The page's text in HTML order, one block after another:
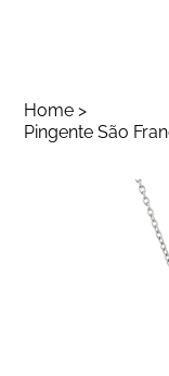
Home >
Pingente São